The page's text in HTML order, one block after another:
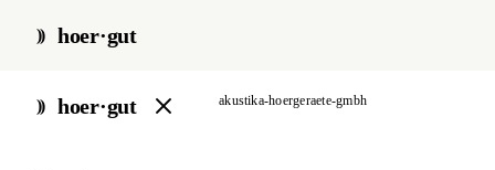
hoer·gut
hoer·gut
start / akustiker / frankfurt akustika-hoergeraete-gmbh